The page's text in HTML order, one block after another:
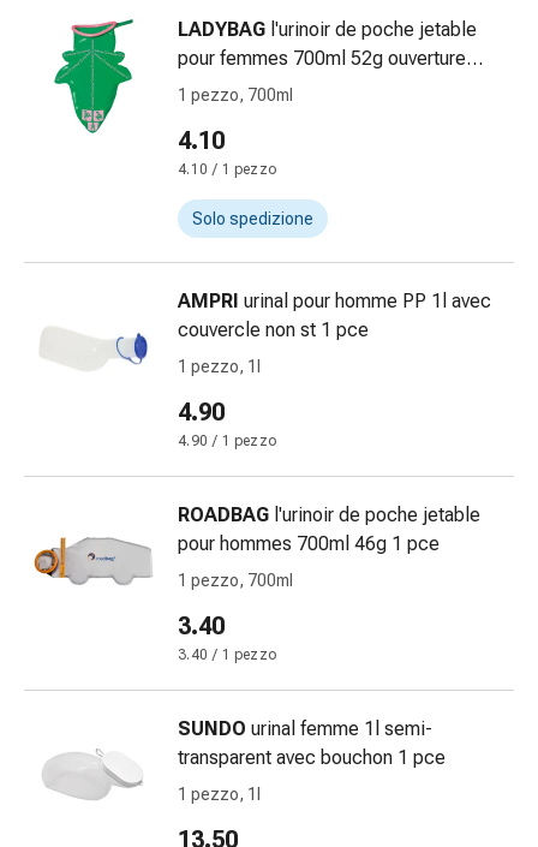
fissaggio
Bendaggi
compressivi
Medicazioni
Bende,
nastri
Medicazioni
e
tubolari
Materiali
medicazione
Ustioni
e
scottature
cambio
della
Medicazioni
adesive
Trattamento
LADYBAG l'urinoir de poche jetable
pour femmes 700ml 52g ouverture
ovale ergonomique 1 pce
1 pezzo, 700ml
4.10
4.10 / 1 pezzo
Solo spedizione
AMPRI urinal pour homme PP 1l avec
couvercle non st 1 pce
1 pezzo, 1l
4.90
4.90 / 1 pezzo
ROADBAG l'urinoir de poche jetable
pour hommes 700ml 46g 1 pce
1 pezzo, 700ml
3.40
3.40 / 1 pezzo
SUNDO urinal femme 1l semi-
transparent avec bouchon 1 pce
1 pezzo, 1l
13.50